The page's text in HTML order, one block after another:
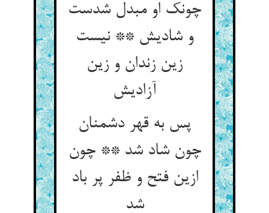
چونک او مبدل شدست
و شادیش ** نیست
زین زندان و زین
آزادیش
پس به قهر دشمنان
چون شاد شد ** چون
ازین فتح و ظفر پر باد
شد